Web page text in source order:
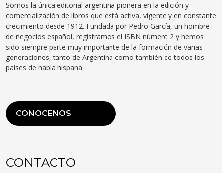
Somos la única editorial argentina pionera en la edición y
comercialización de libros que está activa, vigente y en constante
crecimiento desde 1912. Fundada por Pedro García, un hombre
de negocios español, registramos el ISBN número 2 y hemos
sido siempre parte muy importante de la formación de varias
generaciones, tanto de Argentina como también de todos los
países de habla hispana.
CONOCENOS
CONTACTO